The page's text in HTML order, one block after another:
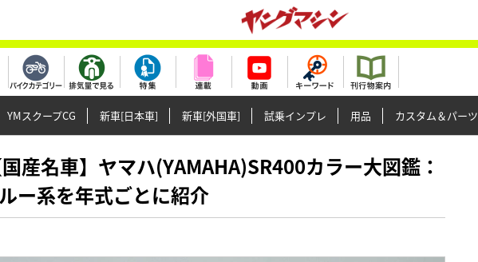
YMスクープCG 新車[日本車] 新車[外国車] 試乗インプレ 用品 カスタム＆パーツ
産名車】ヤマハ(YAMAHA)SR400カラー大図鑑：
ー系を年式ごとに紹介